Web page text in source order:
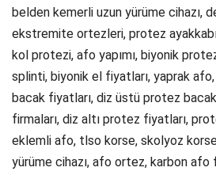
belden kemerli uzun yürüme cihazı,
ekstremite ortezleri, protez
kol protezi, afo yapımı, biyonik
splinti, biyonik el fiyatları, yaprak
bacak fiyatları, diz üstü protez
firmaları, diz altı protez fiyatları,
eklemli afo, tlso korse, skolyoz
yürüme cihazı, afo ortez, karbon